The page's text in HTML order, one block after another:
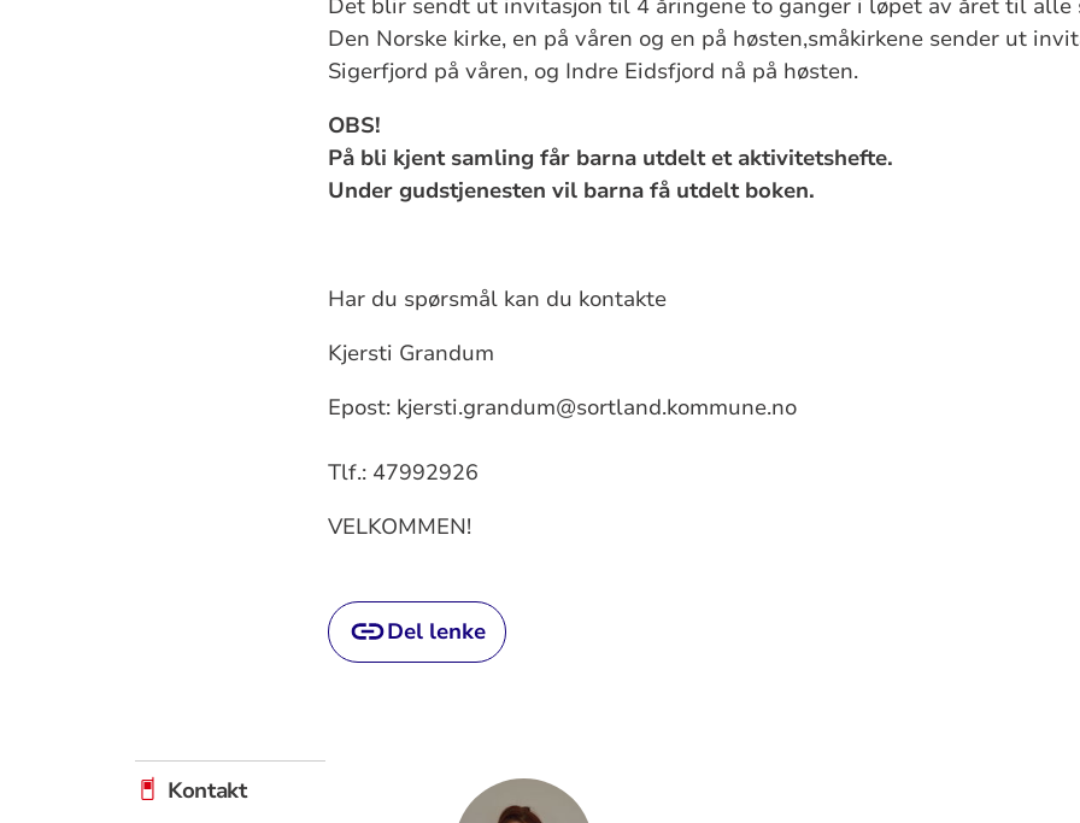
Den Norske kirke, en på våren og en på høsten,småkirkene sender ut
Sigerfjord på våren, og Indre Eidsfjord nå på høsten.
OBS!
På bli kjent samling får barna utdelt et aktivitetshefte.
Under gudstjenesten vil barna få utdelt boken.
Har du spørsmål kan du kontakte
Kjersti Grandum
Epost: kjersti.grandum@sortland.kommune.no
Tlf.: 47992926
VELKOMMEN!
Del lenke
Kontakt